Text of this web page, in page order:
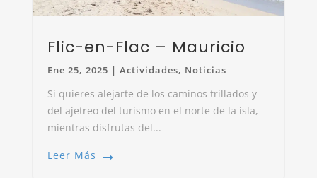
Flic-en-Flac – Mauricio
Ene 25, 2025 | Actividades, Noticias
Si quieres alejarte de los caminos trillados y
del ajetreo del turismo en el norte de la isla,
mientras disfrutas del...
Leer Más